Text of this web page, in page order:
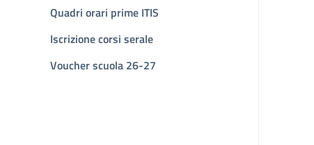
Quadri orari prime ITIS
Iscrizione corsi serale
Voucher scuola 26-27